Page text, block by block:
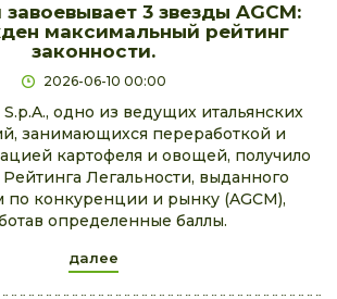
3 звезды AGCM:
максимальный рейтинг
законности.
2026-06-10 00:00
одно из ведущих итальянских
занимающихся переработкой и
картофеля и овощей, получило
Легальности, выданного
по конкуренции и рынку (AGCM),
определенные баллы.
далее